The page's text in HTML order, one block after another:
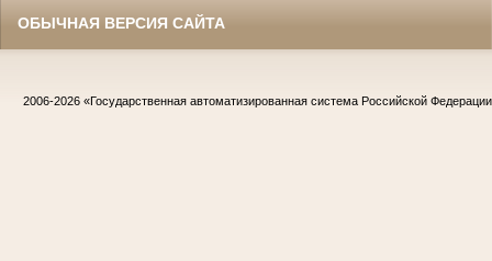
ОБЫЧНАЯ ВЕРСИЯ САЙТА
2006-2026 «Государственная автоматизированная система Российской